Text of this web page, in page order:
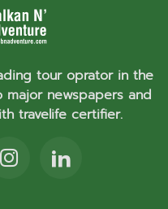
tour oprator in the
newspapers and
travelife certifier.